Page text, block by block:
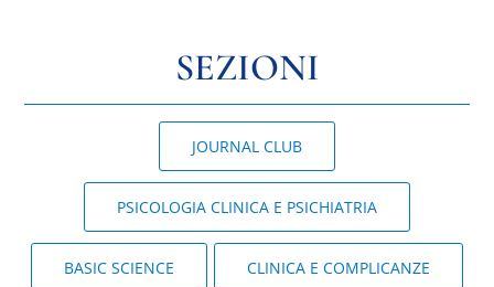
SEZIONI
JOURNAL CLUB
PSICOLOGIA CLINICA E PSICHIATRIA
BASIC SCIENCE CLINICA E COMPLICANZE